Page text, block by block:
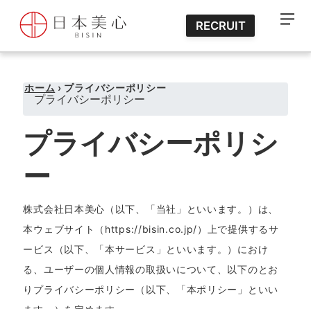
RECRUIT
ホーム › プライバシーポリシー
プライバシーポリシー
プライバシーポリシ
ー
株式会社日本美心（以下、「当社」といいます。）は、
本ウェブサイト（ https://bisin.co.jp/）上で提供するサ
ービス（以下、「本サービス」といいます。）におけ
る、ユーザーの個人情報の取扱いについて、以下のとお
りプライバシーポリシー（以下、「本ポリシー」といい